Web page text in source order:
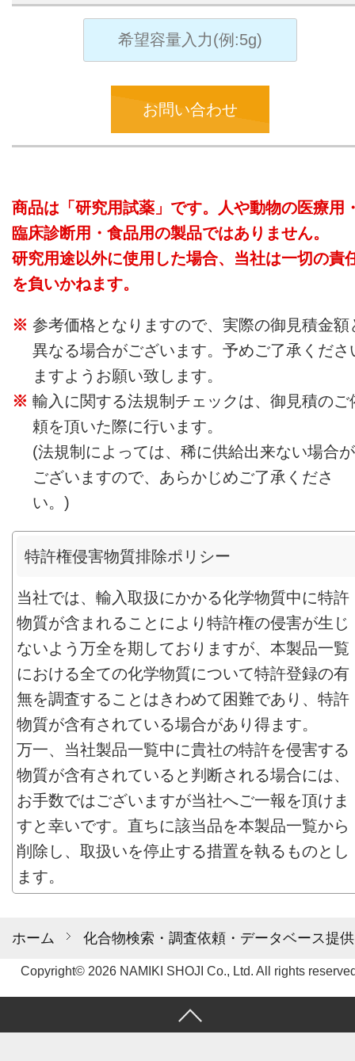
ホーム 化合物検索・調査依頼・データベース提供
お問い合わせ
商品は「研究用試薬」です。人や動物の医療用
臨床診断用・食品用の製品ではありません。
研究用途以外に使用した場合、当社は一切の責
を負いかねます。
参考価格となりますので、実際の御見積金額
異なる場合がございます。予めご了承くださ
ますようお願い致します。
輸入に関する法規制チェックは、御見積のご
頼を頂いた際に行います。
(法規制によっては、稀に供給出来ない場合が
ございますので、あらかじめご了承くださ
い。)
特許権侵害物質排除ポリシー
当社では、輸入取扱にかかる化学物質中に特許
物質が含まれることにより特許権の侵害が生じ
ないよう万全を期しておりますが、本製品一覧
における全ての化学物質について特許登録の有
無を調査することはきわめて困難であり、特許
物質が含有されている場合があり得ます。
万一、当社製品一覧中に貴社の特許を侵害する
物質が含有されていると判断される場合には、
お手数ではございますが当社へご一報を頂けま
すと幸いです。直ちに該当品を本製品一覧から
削除し、取扱いを停止する措置を執るものとし
ます。
Copyright© 2026 NAMIKI SHOJI Co., Ltd. All rights